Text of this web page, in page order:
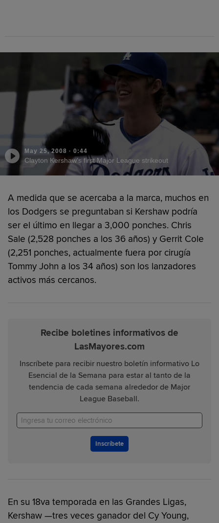
May 25, 2008 · 0:44
Clayton Kershaw's first Major League strikeout
A medida que se acercaba a la marca, muchos en
los Dodgers se preguntaban si Kershaw podría
ser el último en llegar a 3,000 ponches. Chris
Sale (2,528 ponches a los 36 años) y Gerrit Cole
(2,251 ponches, actualmente fuera por cirugía
Tommy John a los 34 años) son los lanzadores
activos más cercanos.
Recibe boletines informativos de
LasMayores.com
Inscríbete para recibir nuestro boletín informativo Lo
Esencial de la Semana para estar al tanto de la
tendencia de cada semana alrededor de Major
League Baseball.
Inscríbete
En su 18va temporada en las Grandes Ligas,
Kershaw —tres veces ganador del Cy Young,